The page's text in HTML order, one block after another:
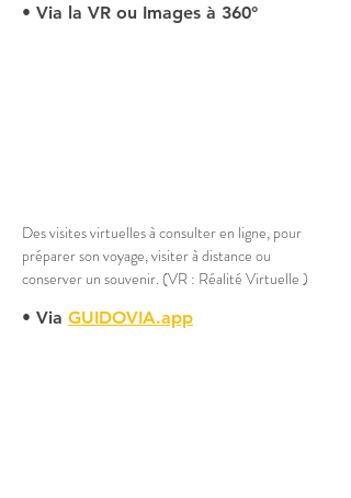
• Via la VR ou Images à 360°
Des visites virtuelles à consulter en ligne, pour
préparer son voyage, visiter à distance ou
conserver un souvenir. (VR : Réalité Virtuelle )
• Via GUIDOVIA.app